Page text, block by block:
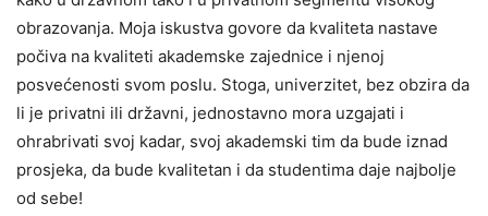
obrazovanja. Moja iskustva govore da kvaliteta nastave
počiva na kvaliteti akademske zajednice i njenoj
posvećenosti svom poslu. Stoga, univerzitet, bez obzira da
li je privatni ili državni, jednostavno mora uzgajati i
ohrabrivati svoj kadar, svoj akademski tim da bude iznad
prosjeka, da bude kvalitetan i da studentima daje najbolje
od sebe!